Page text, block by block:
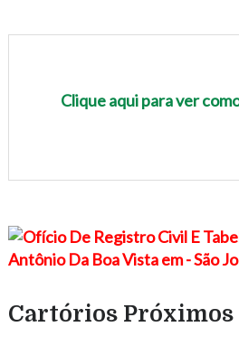
Clique aqui para ver
Cartórios Próximos